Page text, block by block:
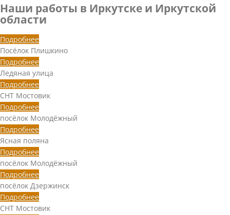
Наши работы в Иркутске и Иркутской
области
Подробнее
Посёлок Плишкино
Подробнее
Ледяная улица
Подробнее
СНТ Мостовик
Подробнее
посёлок Молодёжный
Подробнее
Ясная поляна
Подробнее
посёлок Молодёжный
Подробнее
посёлок Дзержинск
Подробнее
СНТ Мостовик